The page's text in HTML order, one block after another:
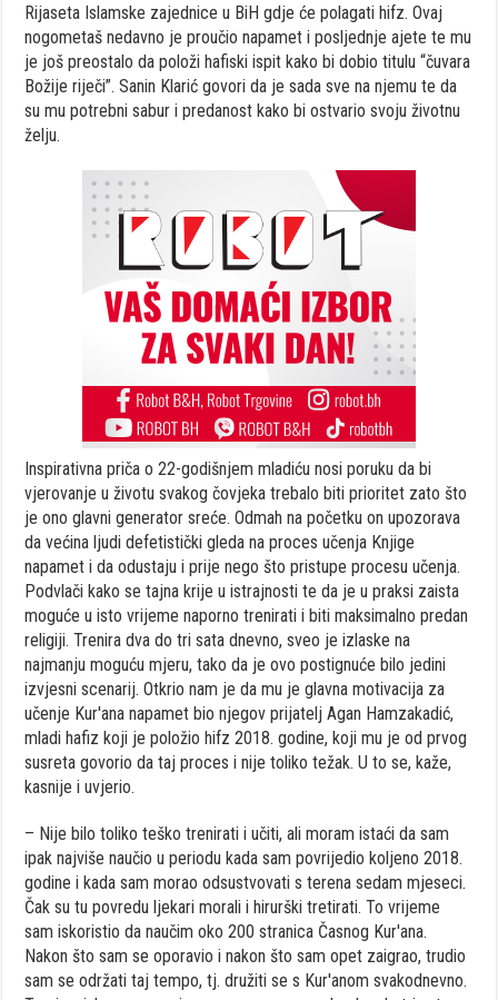
Rijaseta Islamske zajednice u BiH gdje će polagati hifz. Ovaj
nogometaš nedavno je proučio napamet i posljednje ajete te mu
je još preostalo da položi hafiski ispit kako bi dobio titulu “čuvara
Božije riječi”. Sanin Klarić govori da je sada sve na njemu te da
su mu potrebni sabur i predanost kako bi ostvario svoju životnu
želju.
Inspirativna priča o 22-godišnjem mladiću nosi poruku da bi
vjerovanje u životu svakog čovjeka trebalo biti prioritet zato što
je ono glavni generator sreće. Odmah na početku on upozorava
da većina ljudi defetistički gleda na proces učenja Knjige
napamet i da odustaju i prije nego što pristupe procesu učenja.
Podvlači kako se tajna krije u istrajnosti te da je u praksi zaista
moguće u isto vrijeme naporno trenirati i biti maksimalno predan
religiji. Trenira dva do tri sata dnevno, sveo je izlaske na
najmanju moguću mjeru, tako da je ovo postignuće bilo jedini
izvjesni scenarij. Otkrio nam je da mu je glavna motivacija za
učenje Kur'ana napamet bio njegov prijatelj Agan Hamzakadić,
mladi hafiz koji je položio hifz 2018. godine, koji mu je od prvog
susreta govorio da taj proces i nije toliko težak. U to se, kaže,
kasnije i uvjerio.
– Nije bilo toliko teško trenirati i učiti, ali moram istaći da sam
ipak najviše naučio u periodu kada sam povrijedio koljeno 2018.
godine i kada sam morao odsustvovati s terena sedam mjeseci.
Čak su tu povredu ljekari morali i hirurški tretirati. To vrijeme
sam iskoristio da naučim oko 200 stranica Časnog Kur'ana.
Nakon što sam se oporavio i nakon što sam opet zaigrao, trudio
sam se održati taj tempo, tj. družiti se s Kur'anom svakodnevno.